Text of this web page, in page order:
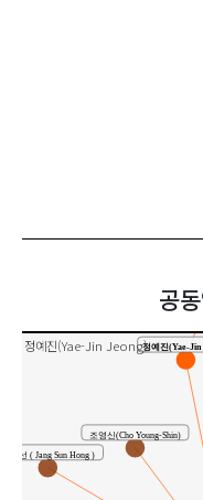
공
정예진(Yae-Jin Jeong)
홍장선 ( Jang Sun Hong )
조영신(Cho Young-Shin)
정예진(Yae-Jin